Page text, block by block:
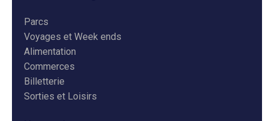
Parcs
Voyages et Week ends
Alimentation
Commerces
Billetterie
Sorties et Loisirs